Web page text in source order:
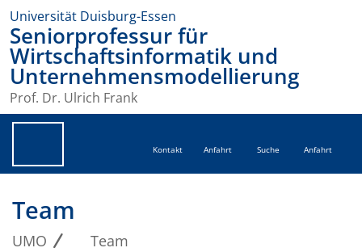
Universität Duisburg-Essen
Seniorprofessur für
Wirtschaftsinformatik und
Unternehmensmodellierung
Prof. Dr. Ulrich Frank
Kontakt Anfahrt Suche Anfahrt
Team
UMO Team